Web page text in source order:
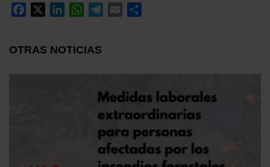
Facebook
LinkedInWhatsApp
Telegram
Email
OTRAS NOTICIAS